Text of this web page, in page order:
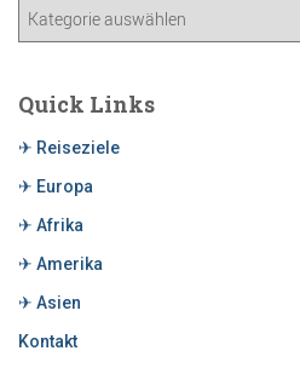
Quick Links
✈ Reiseziele
✈ Europa
✈ Afrika
✈ Amerika
✈ Asien
Kontakt